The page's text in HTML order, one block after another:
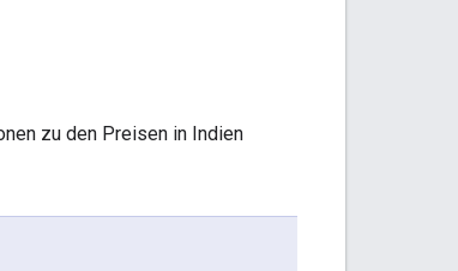
zu den Preisen in Indien